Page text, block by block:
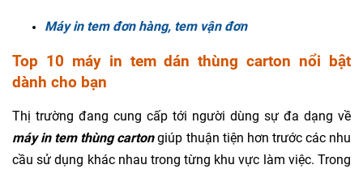
Máy in tem đơn hàng, tem vận đơn
Top 10 máy in tem dán thùng carton nổi bật
dành cho bạn
Thị trường đang cung cấp tới người dùng sự đa dạng về
máy in tem thùng cartongiúp thuận tiện hơn trước các nhu
cầu sử dụng khác nhau trong từng khu vực làm việc. Trong